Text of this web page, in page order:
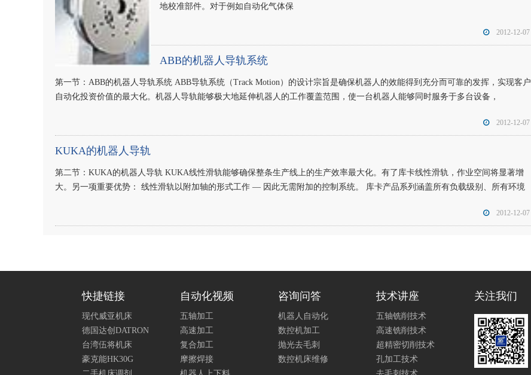
地校准部件。对于例如自动化气体保
2012-12-07
ABB的机器人导轨系统
第一节：ABB的机器人导轨系统 ABB导轨系统（Track Motion）的设计宗旨是确保机器人的效能得到充分而可靠的发挥，实现客户
自动化投资价值的最大化。机器人导轨能够极大地延伸机器人的工作覆盖范围，使一台机器人能够同时服务于多台设备，
2012-12-07
KUKA的机器人导轨
第二节：KUKA的机器人导轨 KUKA线性滑轨能够确保整条生产线上的生产效率最大化。有了库卡线性滑轨，作业空间将显著增
大。另一项重要优势： 线性滑轨以附加轴的形式工作 — 因此无需附加的控制系统。 库卡产品系列涵盖所有负载级别、所有环境
2012-12-07
快捷链接
现代威亚机床
德国达创DATRON
台湾伍将机床
豪克能HK30G
自动化视频
五轴加工
高速加工
复合加工
摩擦焊接
咨询问答
机器人自动化
数控机加工
抛光去毛刺
数控机床维修
技术讲座
五轴铣削技术
高速铣削技术
超精密切削技术
孔加工技术
关注我们